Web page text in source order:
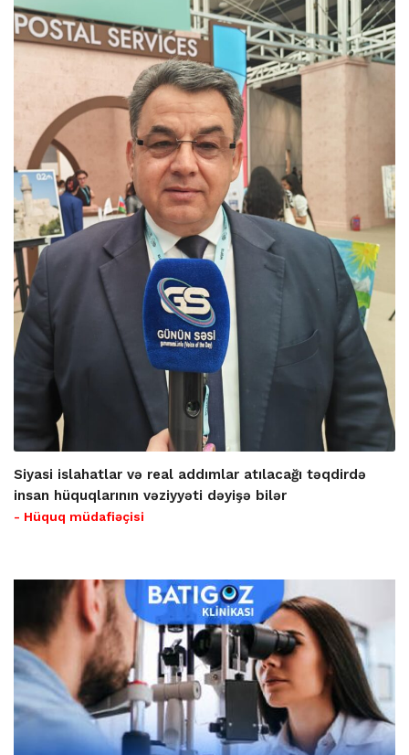
Siyasi islahatlar və real addımlar atılacağı təqdirdə
insan hüquqlarının vəziyyəti dəyişə bilər
- Hüquq müdafiəçisi